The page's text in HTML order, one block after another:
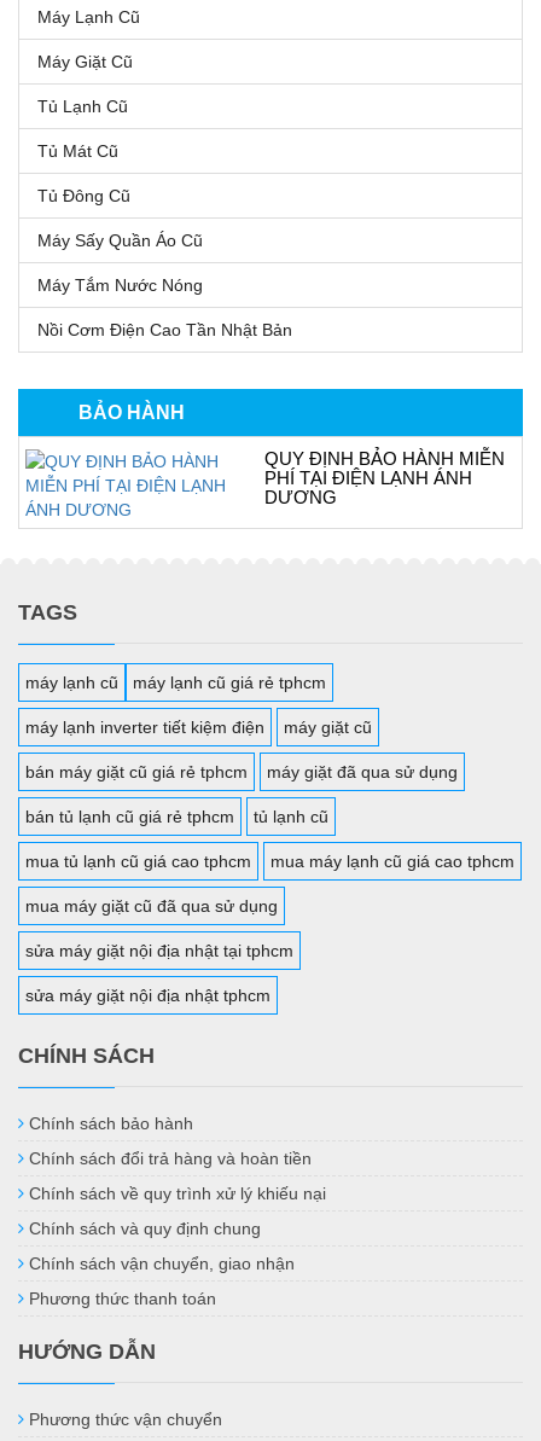
Máy Lạnh Cũ
Máy Giặt Cũ
Tủ Lạnh Cũ
Tủ Mát Cũ
Tủ Đông Cũ
Máy Sấy Quần Áo Cũ
Máy Tắm Nước Nóng
Nồi Cơm Điện Cao Tần Nhật Bản
BẢO HÀNH
QUY ĐỊNH BẢO HÀNH MIỄN
PHÍ TẠI ĐIỆN LẠNH ÁNH
DƯƠNG
TAGS
máy lạnh cũ máy lạnh cũ giá rẻ tphcm
máy lạnh inverter tiết kiệm điện máy giặt cũ
bán máy giặt cũ giá rẻ tphcm máy giặt đã qua sử dụng
bán tủ lạnh cũ giá rẻ tphcm tủ lạnh cũ
mua tủ lạnh cũ giá cao tphcm mua máy lạnh cũ giá cao tphcm
mua máy giặt cũ đã qua sử dụng
sửa máy giặt nội địa nhật tại tphcm
sửa máy giặt nội địa nhật tphcm
CHÍNH SÁCH
Chính sách bảo hành
Chính sách đổi trả hàng và hoàn tiền
Chính sách về quy trình xử lý khiếu nại
Chính sách và quy định chung
Chính sách vận chuyển, giao nhận
Phương thức thanh toán
HƯỚNG DẪN
Phương thức vận chuyển